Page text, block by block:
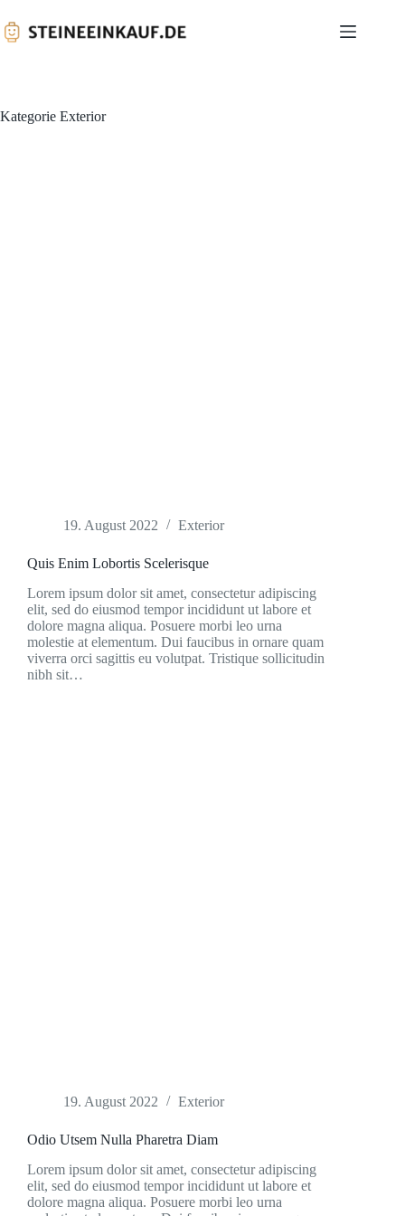
Kategorie Exterior
19. August 2022 Exterior
Quis Enim Lobortis Scelerisque
Lorem ipsum dolor sit amet, consectetur adipiscing
elit, sed do eiusmod tempor incididunt ut labore et
dolore magna aliqua. Posuere morbi leo urna
molestie at elementum. Dui faucibus in ornare quam
viverra orci sagittis eu volutpat. Tristique sollicitudin
nibh sit…
19. August 2022 Exterior
Odio Utsem Nulla Pharetra Diam
Lorem ipsum dolor sit amet, consectetur adipiscing
elit, sed do eiusmod tempor incididunt ut labore et
dolore magna aliqua. Posuere morbi leo urna